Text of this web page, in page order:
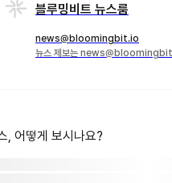
블루밍비트 뉴스룸
news@bloomingbit.io
뉴스 제보는
, 어떻게 보시나요?